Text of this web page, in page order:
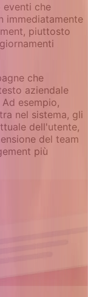
eventi che
immediatamente
piuttosto
che
aziendale
esempio,
nel sistema, gli
dell'utente,
del team
più